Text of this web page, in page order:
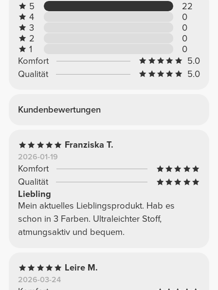
5
22
4
0
3
0
2
0
1
0
Komfort
5.0
Qualität
5.0
Kundenbewertungen
Franziska T.
2026-01-19
Komfort
Qualität
Liebling
Mein aktuelles Lieblingsprodukt. Hab es
schon in 3 Farben. Ultraleichter Stoff,
atmungsaktiv und bequem.
Leire M.
2026-03-24